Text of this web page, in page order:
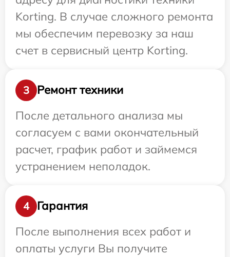
Korting. В случае сложного ремонта
мы обеспечим перевозку за наш
счет в сервисный центр Korting.
3
Ремонт техники
После детального анализа мы
согласуем с вами окончательный
расчет, график работ и займемся
устранением неполадок.
4
Гарантия
После выполнения всех работ и
оплаты услуги Вы получите